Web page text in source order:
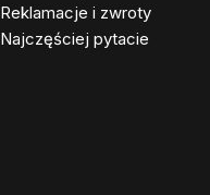
Reklamacje i zwroty
Najczęściej pytacie